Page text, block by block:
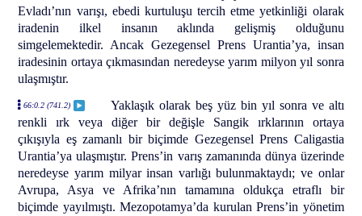
Evladı’nın varışı, ebedi kurtuluşu tercih etme yetkinliği olarak
iradenin ilkel insanın aklında gelişmiş olduğunu
simgelemektedir. Ancak Gezegensel Prens Urantia’ya, insan
iradesinin ortaya çıkmasından neredeyse yarım milyon yıl sonra
ulaşmıştır.
66:0.2 (741.2)
Yaklaşık olarak beş yüz bin yıl sonra ve altı
renkli ırk veya diğer bir değişle Sangik ırklarının ortaya
çıkışıyla eş zamanlı bir biçimde Gezegensel Prens Caligastia
Urantia’ya ulaşmıştır. Prens’in varış zamanında dünya üzerinde
neredeyse yarım milyar insan varlığı bulunmaktaydı; ve onlar
Avrupa, Asya ve Afrika’nın tamamına oldukça etraflı bir
biçimde yayılmıştı. Mezopotamya’da kurulan Prens’in yönetim